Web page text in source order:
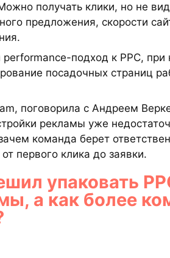
получать клики, но не
предложения, скорости
подход к PPC,
посадочных страниц
поговорила с Андреем
рекламы уже
команда берет
первого клика до заявки.
упаковать
а как более